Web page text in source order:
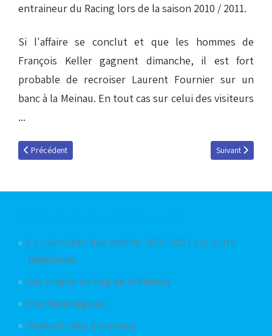
entraineur du Racing lors de la saison 2010 / 2011.
Si l'affaire se conclut et que les hommes de
François Keller gagnent dimanche, il est fort
probable de recroiser Laurent Fournier sur un
banc à la Meinau. En tout cas sur celui des visiteurs
...
Article précédent : Mercato : les premières infos
Précédent Article suivant :
Suivant
Le calendrier des matchs 2020-2021 sur votre
téléphone
Les chants du kop de la Meinau
Mentions légales
Podcasts des émissions